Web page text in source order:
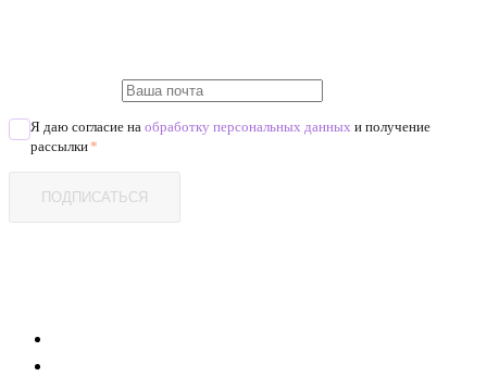
Я даю согласие на обработку персональных данных и получение
рассылки*
ПОДПИСАТЬСЯ